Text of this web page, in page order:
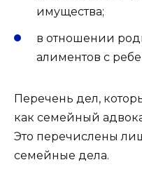
имущества;
в отношении
алиментов с
Перечень дел,
как семейный
Это перечислены
семейные дела.